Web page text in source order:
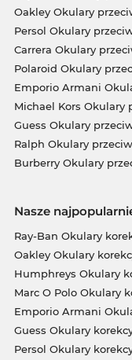
Oakley Okulary
Persol Okulary
Carrera Okulary
Polaroid Okulary
Emporio Armani
Michael Kors Okulary
Guess Okulary
Ralph Okulary
Burberry Okulary
Nasze
Ray-Ban Okulary
Oakley Okulary
Humphreys Okulary
Marc O Polo Okulary
Emporio Armani
Guess Okulary
Persol Okulary